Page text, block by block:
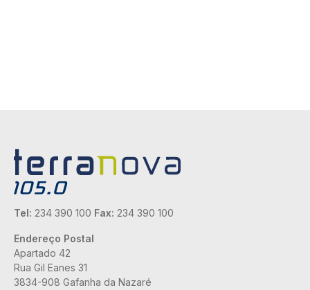
Tel: 234 390 100 Fax: 234 390 100
Endereço Postal
Apartado 42
Rua Gil Eanes 31
3834-908 Gafanha da Nazaré